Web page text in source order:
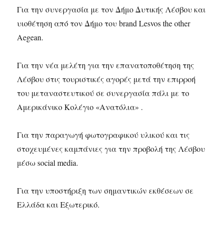
Για την συνεργασία με τον Δήμο Δυτικής Λέσβου και
υιοθέτηση από τον Δήμο του brand Lesvos the other
Aegean.
Για την νέα μελέτη για την επανατοποθέτηση της
Λέσβου στις τουριστικές αγορές μετά την επιρροή
του μεταναστευτικού σε συνεργασία πάλι με το
Αμερικάνικο Κολέγιο «Ανατόλια» .
Για την παραγωγή φωτογραφικού υλικού και τις
στοχευμένες καμπάνιες για την προβολή της Λέσβου
μέσω social media.
Για την υποστήριξη των σημαντικών εκθέσεων σε
Ελλάδα και Εξωτερικό.